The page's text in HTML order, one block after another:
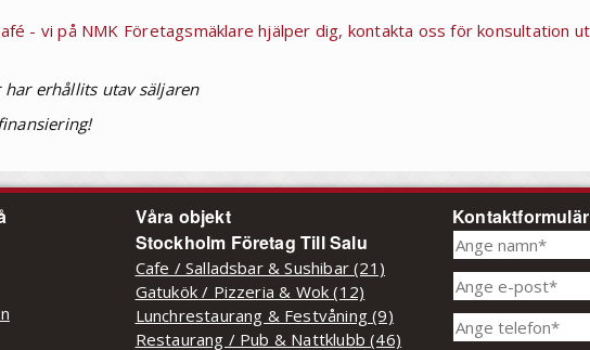
- vi på NMK Företagsmäklare hjälper dig, kontakta oss för konsultation
erhållits utav säljaren
Våra objekt
Stockholm Företag Till Salu
Cafe / Salladsbar & Sushibar (21)
Gatukök / Pizzeria & Wok (12)
Lunchrestaurang & Festvåning (9)
Restaurang / Pub & Nattklubb (46)
Kontaktformulär